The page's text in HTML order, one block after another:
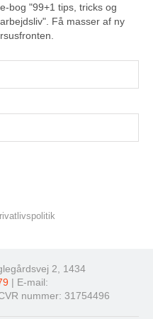
bog "99+1 tips, tricks og
Få masser af ny
2, 1434
| E-mail:
nummer: 31754496